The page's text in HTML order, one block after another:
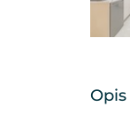
Opis